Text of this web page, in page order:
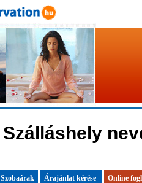
Szálláshely
Szobaárak Árajánlat kérése Online